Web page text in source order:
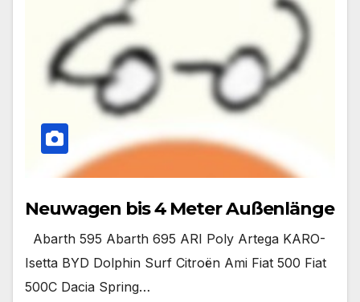
Neuwagen bis 4 Meter Außenlänge
Abarth 595 Abarth 695 ARI Poly Artega KARO-
Isetta BYD Dolphin Surf Citroën Ami Fiat 500 Fiat
500C Dacia Spring…